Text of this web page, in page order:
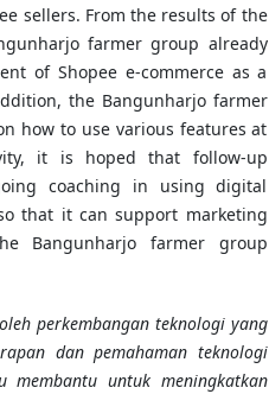
sellers. From the results of the
farmer group already
of Shopee e-commerce as a
the Bangunharjo farmer
how to use various features at
it is hoped that follow-up
coaching in using digital
that it can support marketing
Bangunharjo farmer group
perkembangan teknologi yang
dan pemahaman teknologi
membantu untuk meningkatkan